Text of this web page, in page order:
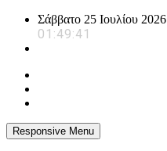
Skip
content
Σάββατο 25 Ιουλίου 2026
01:49:41
Responsive Menu